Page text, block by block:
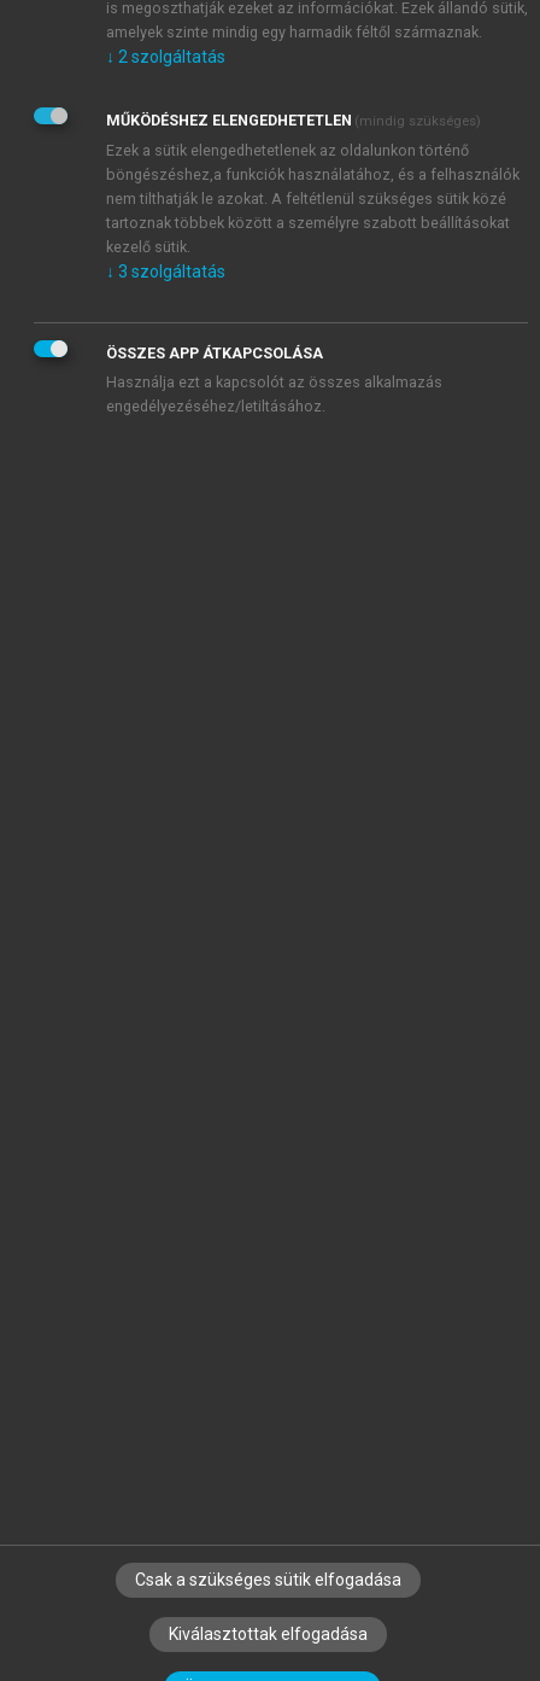
Kérek értesítést a MeRSZ újdonságairól, akcióiról.
Kérek értesítést az Akadémiai Kiadó Zrt. újdonságairól,
Adatkezelési tájékoztatóbanfoglaltakat tudomásul
veszem és elfogadom.
Általános vásárlási feltételeket, valamint a szotar.netés a
mersz.huoldalak licencszerződéseiben foglaltakat
tudomásul veszem és elfogadom.
KIPRÓBÁLOM
SZERZŐKNEK CÉGEKNEK KÖNYVTÁROSOKNAK
SZERKESZTÉSI ÉS LEKTORÁLÁSI ALAPELVEK
is megoszthatják ezeket az információkat. Ezek állandó sütik,
amelyek szinte mindig egy harmadik féltől származnak.
↓ 2 szolgáltatás
MŰKÖDÉSHEZ ELENGEDHETETLEN (mindig szükséges)
Ezek a sütik elengedhetetlenek az oldalunkon történő
böngészéshez,a funkciók használatához, és a felhasználók
nem tilthatják le azokat. A feltétlenül szükséges sütik közé
tartoznak többek között a személyre szabott beállításokat
kezelő sütik.
↓ 3 szolgáltatás
ÖSSZES APP ÁTKAPCSOLÁSA
Használja ezt a kapcsolót az összes alkalmazás
engedélyezéséhez/letiltásához.
Csak a szükséges sütik elfogadása
Kiválasztottak elfogadása